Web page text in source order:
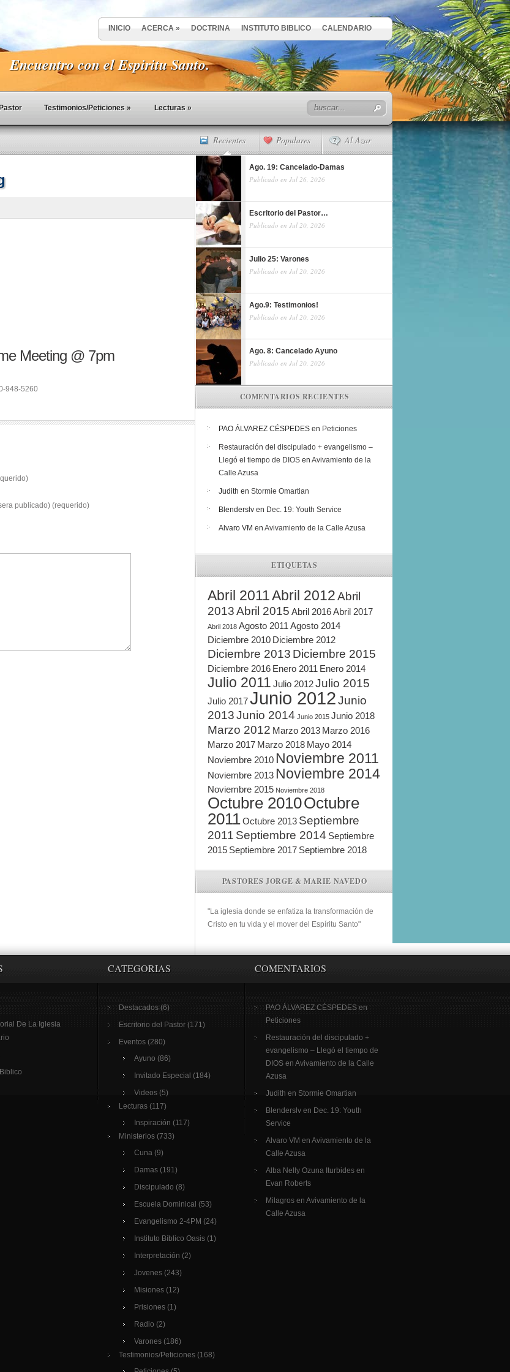
INICIO ACERCA » DOCTRINA INSTITUTO BIBLICO CALENDARIO
Encuentro con el Espiritu Santo.
Testimonios/Peticiones » Lecturas »
Meeting @ 7pm
948-5260
publicado) (requerido)
Recientes Populares Al Azar
Ago. 19: Cancelado-Damas
Publicado en Jul 26, 2026
Escritorio del Pastor…
Publicado en Jul 20, 2026
Julio 25: Varones
Publicado en Jul 20, 2026
Ago.9: Testimonios!
Publicado en Jul 20, 2026
Ago. 8: Cancelado Ayuno
Publicado en Jul 20, 2026
COMENTARIOS RECIENTES
PAO ÁLVAREZ CÉSPEDES en Peticiones
Restauración del discipulado + evangelismo –
Llegó el tiempo de DIOS en Avivamiento de la
Calle Azusa
Judith en Stormie Omartian
Blenderslv en Dec. 19: Youth Service
Alvaro VM en Avivamiento de la Calle Azusa
ETIQUETAS
Abril 2011Abril 2012Abril
2013Abril 2015 Abril 2016Abril 2017
Abril 2018 Agosto 2011 Agosto 2014
Diciembre 2010 Diciembre 2012
Diciembre 2013 Diciembre 2015
Diciembre 2016 Enero 2011 Enero 2014
Julio 2011 Julio 2012Julio 2015
Julio 2017Junio 2012Junio
2013Junio 2014 Junio 2015 Junio 2018
Marzo 2012 Marzo 2013 Marzo 2016
Marzo 2017 Marzo 2018 Mayo 2014
Noviembre 2010 Noviembre 2011
Noviembre 2013 Noviembre 2014
Noviembre 2015 Noviembre 2018
Octubre 2010Octubre
2011Octubre 2013 Septiembre
2011 Septiembre 2014 Septiembre
2015 Septiembre 2017 Septiembre 2018
PASTORES JORGE & MARIE NAVEDO
"La iglesia donde se enfatiza la transformación de
Cristo en tu vida y el mover del Espíritu Santo"
De La Iglesia
CATEGORIAS
Destacados (6)
Escritorio del Pastor (171)
Eventos (280)
Ayuno (86)
Invitado Especial (184)
Videos (5)
Lecturas (117)
Inspiración (117)
Ministerios (733)
Cuna (9)
Damas (191)
Discipulado (8)
Escuela Dominical (53)
Evangelismo 2-4PM (24)
Instituto Bíblico Oasis (1)
Interpretación (2)
Jovenes (243)
Misiones (12)
Prisiones (1)
Radio (2)
Varones (186)
Testimonios/Peticiones (168)
COMENTARIOS
PAO ÁLVAREZ CÉSPEDES en
Peticiones
Restauración del discipulado +
evangelismo – Llegó el tiempo de
DIOS en Avivamiento de la Calle
Azusa
Judith en Stormie Omartian
Blenderslv en Dec. 19: Youth
Service
Alvaro VM en Avivamiento de la
Calle Azusa
Alba Nelly Ozuna Iturbides en
Evan Roberts
Milagros en Avivamiento de la
Calle Azusa